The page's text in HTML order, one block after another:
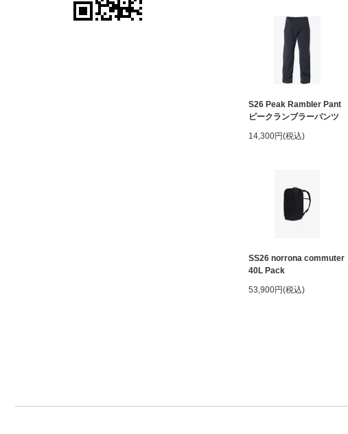
S26 Peak Rambler Pant
ピークランブラーパンツ
14,300円(税込)
SS26 norrona commuter
40L Pack
53,900円(税込)